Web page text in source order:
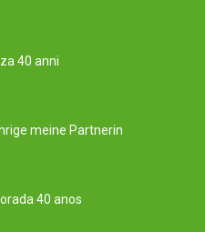
40 anni
meine Partnerin
40 anos